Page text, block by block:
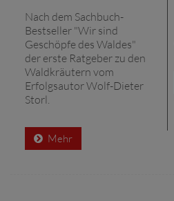
Nach dem Sachbuch-
Bestseller "Wir sind
Geschöpfe des Waldes"
der erste Ratgeber zu den
Waldkräutern vom
Erfolgsautor Wolf-Dieter
Storl.
Mehr